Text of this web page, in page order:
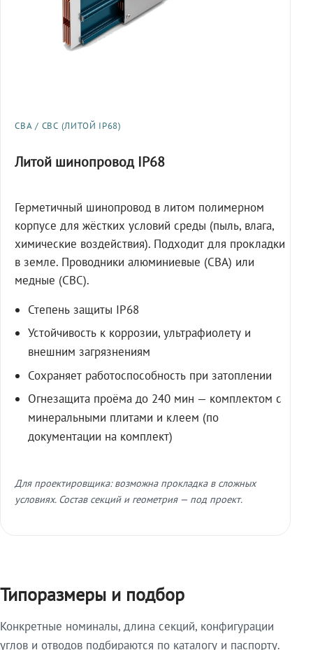
СВА / СВС (ЛИТОЙ IP68)
Литой шинопровод IP68
Герметичный шинопровод в литом полимерном
корпусе для жёстких условий среды (пыль, влага,
химические воздействия). Подходит для прокладки
в земле. Проводники алюминиевые (СВА) или
медные (СВС).
Степень защиты IP68
Устойчивость к коррозии, ультрафиолету и
внешним загрязнениям
Сохраняет работоспособность при затоплении
Огнезащита проёма до 240 мин — комплектом с
минеральными плитами и клеем (по
документации на комплект)
Для проектировщика: возможна прокладка в сложных
условиях. Состав секций и геометрия — под проект.
Типоразмеры и подбор
Конкретные номиналы, длина секций, конфигурации
углов и отводов подбираются по каталогу и паспорту.